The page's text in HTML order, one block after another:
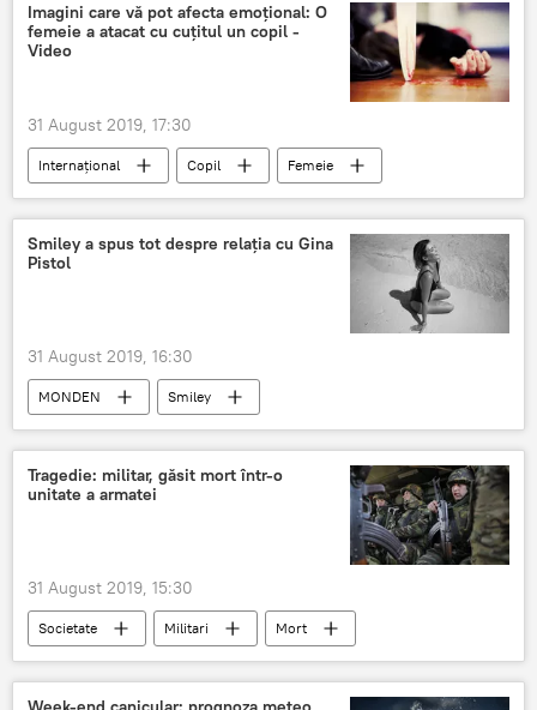
Imagini care vă pot afecta emoțional: O
femeie a atacat cu cuțitul un copil -
Video
31 August 2019, 17:30
Internaţional Copil Femeie
Smiley a spus tot despre relația cu Gina
Pistol
31 August 2019, 16:30
MONDEN Smiley
Tragedie: militar, găsit mort într-o
unitate a armatei
31 August 2019, 15:30
Societate Militari Mort